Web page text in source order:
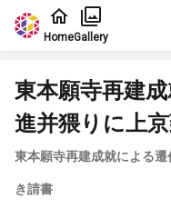
Jump to main content
HomeGallery
東本願寺再建
進并猥りに上
東本願寺再建成就による
き請書